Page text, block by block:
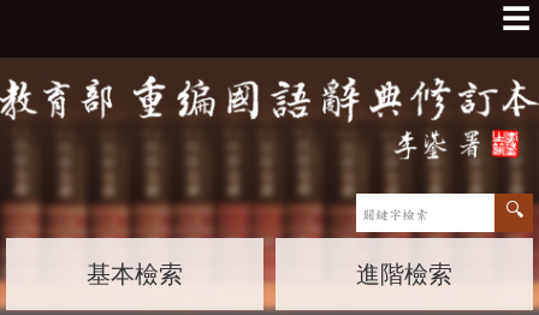
☰
基本檢索 進階檢索